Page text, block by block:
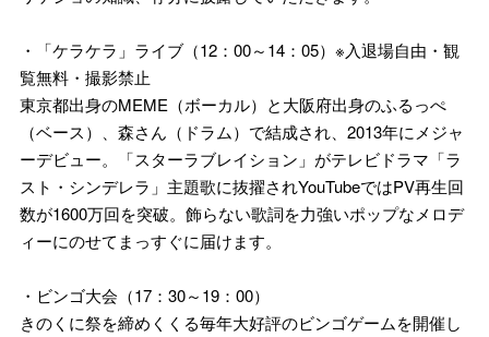
・「ケラケラ」ライブ（12：00～14：05）※入退場自由・観
覧無料・撮影禁止
東京都出身のMEME（ボーカル）と大阪府出身のふるっぺ
（ベース）、森さん（ドラム）で結成され、2013年にメジャ
ーデビュー。「スターラブレイション」がテレビドラマ「ラ
スト・シンデレラ」主題歌に抜擢されYouTubeではPV再生回
数が1600万回を突破。飾らない歌詞を力強いポップなメロデ
ィーにのせてまっすぐに届けます。
・ビンゴ大会（17：30～19：00）
きのくに祭を締めくくる毎年大好評のビンゴゲームを開催し